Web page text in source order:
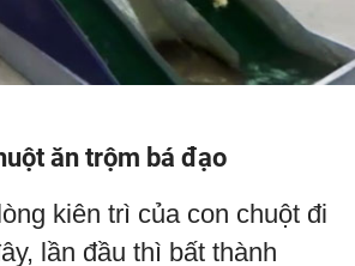
ăn trộm bá đạo
kiên trì của con chuột đi
lần đầu thì bất thành